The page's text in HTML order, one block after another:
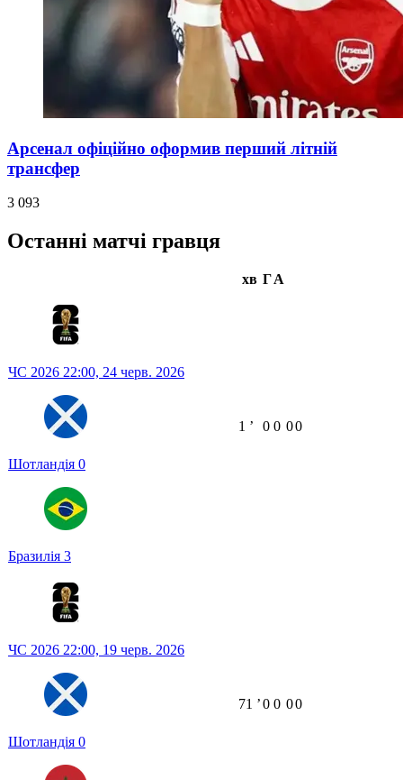
Арсенал офіційно оформив перший літній
трансфер
3 093
Останні матчі гравця
хв ГА
ЧС 2026 22:00, 24 черв. 2026
Шотландія 0
Бразилія 3
1 ʼ 0 0 00
ЧС 2026 22:00, 19 черв. 2026
Шотландія 0
71 ʼ0 0 00